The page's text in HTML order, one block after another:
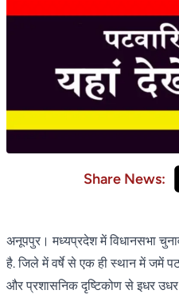
Share News:
अनूपपुर। मध्यप्रदेश में विधानसभा
है. जिले में वर्षे से एक ही स्थान में जमें
और प्रशासनिक दृष्टिकोण से इधर